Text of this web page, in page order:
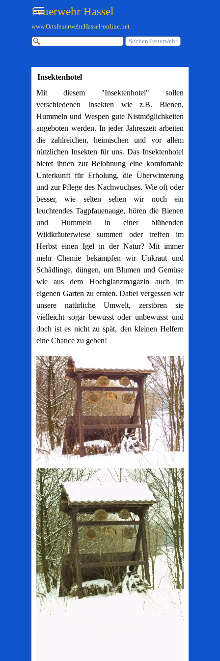
Feuerwehr Hassel
Menü überspringen
Suchen Feuerwehr
www.Ortsfeuerwehr.Hassel-online.net
Insektenhotel
Mit diesem "Insektenhotel" sollen
verschiedenen Insekten wie z.B. Bienen,
Hummeln und Wespen gute Nistmöglichkeiten
angeboten werden. In jeder Jahreszeit arbeiten
die zahlreichen, heimischen und vor allem
nützlichen Insekten für uns. Das Insektenhotel
bietet ihnen zur Belohnung eine komfortable
Unterkunft für Erholung, die Überwinterung
und zur Pflege des Nachwuchses. Wie oft oder
besser, wie selten sehen wir noch ein
leuchtendes Tagpfauenauge, hören die Bienen
und Hummeln in einer blühenden
Wildkräuterwiese summen oder treffen im
Herbst einen Igel in der Natur? Mit immer
mehr Chemie bekämpfen wir Unkraut und
Schädlinge, düngen, um Blumen und Gemüse
wie aus dem Hochglanzmagazin auch im
eigenen Garten zu ernten. Dabei vergessen wir
unsere natürliche Umwelt, zerstören sie
vielleicht sogar bewusst oder unbewusst und
doch ist es nicht zu spät, den kleinen Helfern
eine Chance zu geben!